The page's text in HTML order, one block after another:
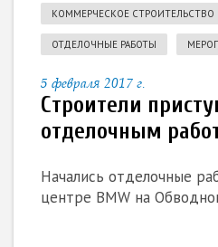
КОММЕРЧЕСКОЕ СТРОИТЕЛЬСТВО
ОТДЕЛОЧНЫЕ РАБОТЫ
5 февраля 2017 г.
Строители
отделочным
Начались отделочные
центре BMW на